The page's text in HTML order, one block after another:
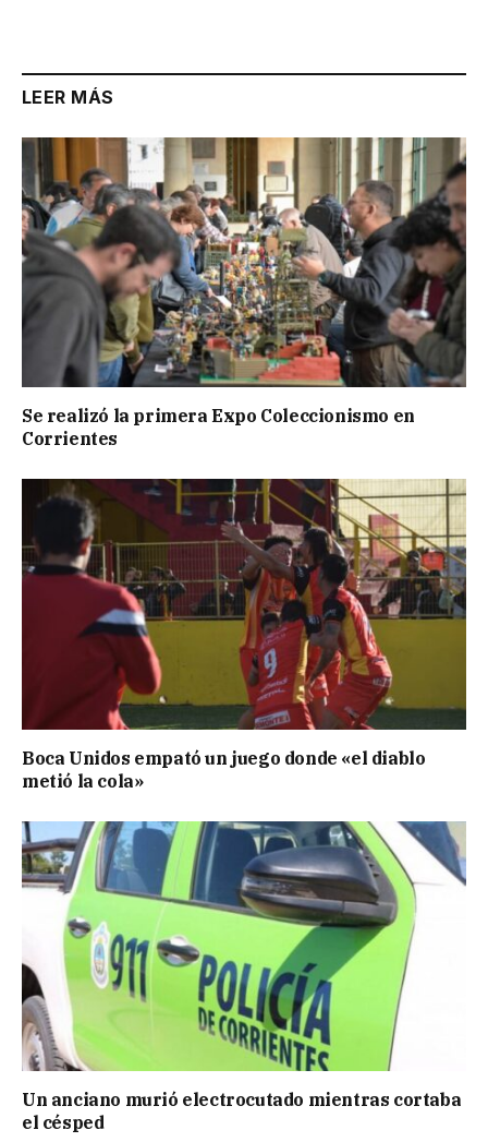
LEER MÁS
Se realizó la primera Expo Coleccionismo en
Corrientes
Boca Unidos empató un juego donde «el diablo
metió la cola»
Un anciano murió electrocutado mientras cortaba
el césped